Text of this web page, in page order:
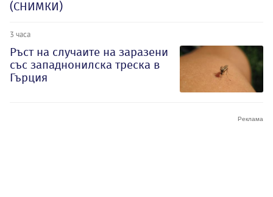
(СНИМКИ)
3 часа
Ръст на случаите на заразени
със западнонилска треска в
Гърция